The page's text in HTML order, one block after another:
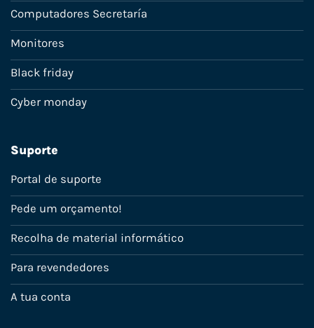
Computadores Secretaría
Monitores
Black friday
Cyber monday
Suporte
Portal de suporte
Pede um orçamento!
Recolha de material informático
Para revendedores
A tua conta